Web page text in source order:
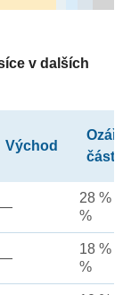
v dalších
Východ
část
28 %
%
18 %
%